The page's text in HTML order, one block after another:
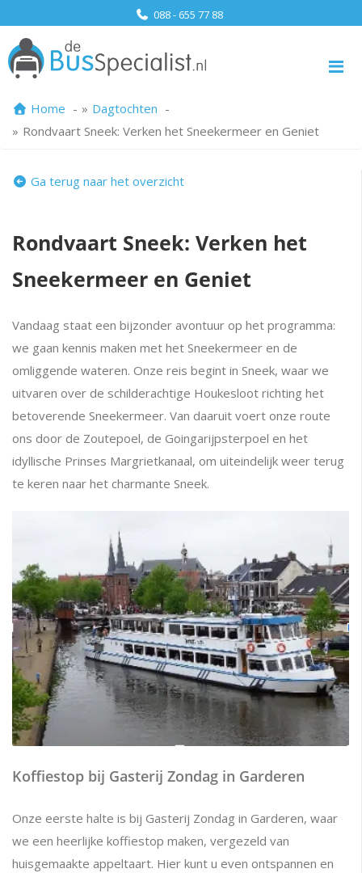
088 - 655 77 88
Home
Dagtochten
Rondvaart Sneek: Verken het Sneekermeer en Geniet
Ga terug naar het overzicht
Rondvaart Sneek: Verken het
Sneekermeer en Geniet
Vandaag staat een bijzonder avontuur op het programma:
we gaan kennis maken met het Sneekermeer en de
omliggende wateren. Onze reis begint in Sneek, waar we
uitvaren over de schilderachtige Houkesloot richting het
betoverende Sneekermeer. Van daaruit voert onze route
ons door de Zoutepoel, de Goingarijpsterpoel en het
idyllische Prinses Margrietkanaal, om uiteindelijk weer terug
te keren naar het charmante Sneek.
Koffiestop bij Gasterij Zondag in Garderen
Onze eerste halte is bij Gasterij Zondag in Garderen, waar
we een heerlijke koffiestop maken, vergezeld van
huisgemaakte appeltaart. Hier kunt u even ontspannen en